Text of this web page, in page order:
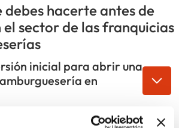
debes hacerte antes de
sector de las franquicias
inicial para abrir una
en
hay que tener en